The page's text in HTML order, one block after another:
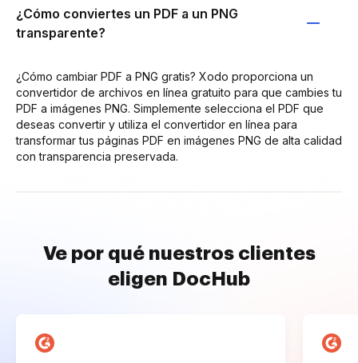
¿Cómo conviertes un PDF a un PNG
transparente?
¿Cómo cambiar PDF a PNG gratis? Xodo proporciona un
convertidor de archivos en línea gratuito para que cambies tu
PDF a imágenes PNG. Simplemente selecciona el PDF que
deseas convertir y utiliza el convertidor en línea para
transformar tus páginas PDF en imágenes PNG de alta calidad
con transparencia preservada.
Ve por qué nuestros clientes
eligen DocHub